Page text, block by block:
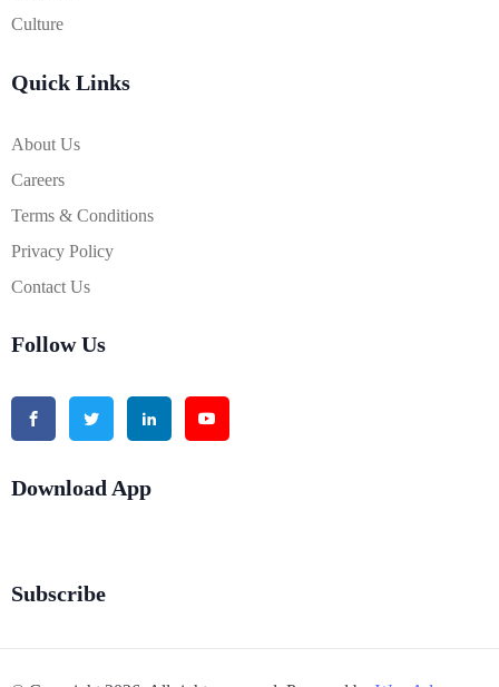
Culture
Quick Links
About Us
Careers
Terms & Conditions
Privacy Policy
Contact Us
Follow Us
Download App
Subscribe